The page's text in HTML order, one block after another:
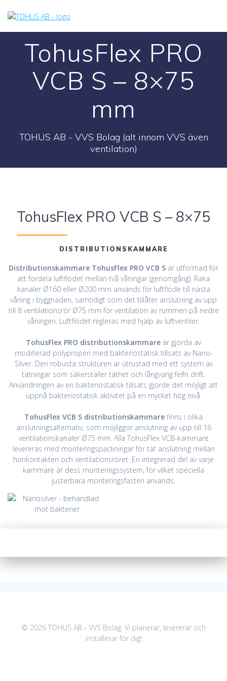
TohusFlex PRO
VCB S – 8×75
mm
TOHUS AB - VVS Bolag (alt innom VVS även
ventilation)
TohusFlex PRO VCB S – 8×75
DISTRIBUTIONSKAMMARE
Distributionskammare TohusFlex PRO VCB S är utformad för
att fördela luftflödet mellan två våningar (genomgång). Raka
kanaler Ø160 eller Ø200 mm används för luftflöde till nästa
våning i byggnaden, samtidigt som det tillåter anslutning av upp
till 8 ventilationsrör Ø75 mm för ventilation av rummen på nedre
våningen. Luftflödet regleras med hjälp av luftventiler.
TohusFlex PRO distributionskammare är gjorda av
modifierad polypropen med bakteriostatisk tillsats av Nano-
Silver. Den robusta strukturen är utrustad med ett system av
tätningar som säkerställer täthet och långvarig felfri drift.
Användningen av en bakteriostatisk tillsats gjorde det möjligt att
uppnå bakteriostatisk aktivitet på en mycket hög nivå.
TohusFlex VCB S distributionskammare finns i olika
anslutningsalternativ, som möjliggör anslutning av upp till 16
ventilationskanaler Ø75 mm. Alla TohusFlex VCB-kammare
levereras med monteringspackningar för tät anslutning mellan
honkontakten och ventilationsröret. En integrerad del av varje
kammare är dess monteringssystem, för vilket speciella
justerbara monteringsfästen används.
© 2026 TOHUS AB - VVS Bolag. Vi planerar, levererar och
installerar för dig!